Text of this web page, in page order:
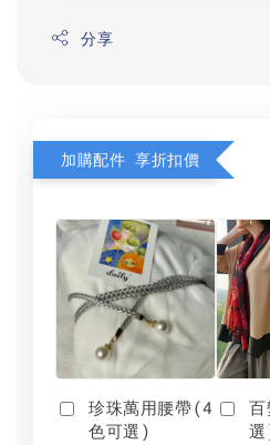
分享
加購配件 享折扣價
珍珠萬用腰帶(4
色可選)